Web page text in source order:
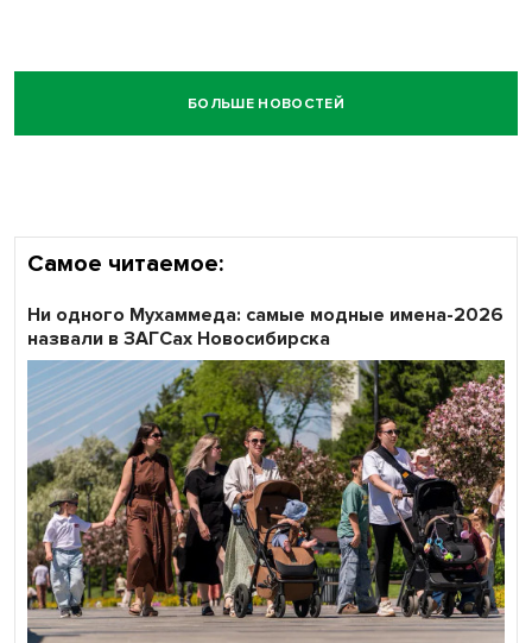
БОЛЬШЕ НОВОСТЕЙ
Самое читаемое:
Ни одного Мухаммеда: самые модные имена-2026
назвали в ЗАГСах Новосибирска